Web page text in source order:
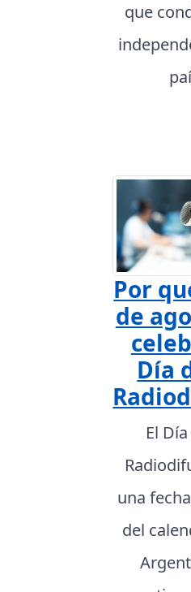
que
Por
de
Día
El
una
del